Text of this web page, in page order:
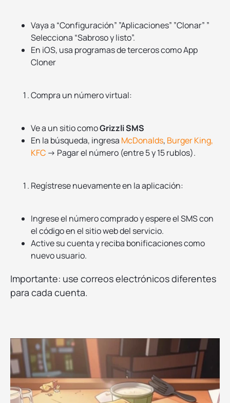
Vaya a “Configuración” ”Aplicaciones” ”Clonar” ”
Selecciona “Sabroso y listo”.
En iOS, usa programas de terceros como App
Cloner
Compra un número virtual:
Ve a un sitio comoGrizzli SMS
En la búsqueda, ingresa McDonalds, Burger King,
KFC → Pagar el número (entre 5 y 15 rublos).
Regístrese nuevamente en la aplicación:
Ingrese el número comprado y espere el SMS con
el código en el sitio web del servicio.
Active su cuenta y reciba bonificaciones como
nuevo usuario.
Importante: use correos electrónicos diferentes
para cada cuenta.